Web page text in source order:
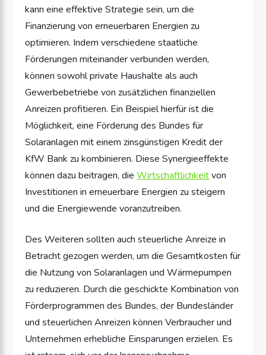
kann eine effektive Strategie sein, um die
Finanzierung von erneuerbaren Energien zu
optimieren. Indem verschiedene staatliche
Förderungen miteinander verbunden werden,
können sowohl private Haushalte als auch
Gewerbebetriebe von zusätzlichen finanziellen
Anreizen profitieren. Ein Beispiel hierfür ist die
Möglichkeit, eine Förderung des Bundes für
Solaranlagen mit einem zinsgünstigen Kredit der
KfW Bank zu kombinieren. Diese Synergieeffekte
können dazu beitragen, dieWirtschaftlichkeitvon
Investitionen in erneuerbare Energien zu steigern
und die Energiewende voranzutreiben.
Des Weiteren sollten auch steuerliche Anreize in
Betracht gezogen werden, um die Gesamtkosten für
die Nutzung von Solaranlagen und Wärmepumpen
zu reduzieren. Durch die geschickte Kombination von
Förderprogrammen des Bundes, der Bundesländer
und steuerlichen Anreizen können Verbraucher und
Unternehmen erhebliche Einsparungen erzielen. Es